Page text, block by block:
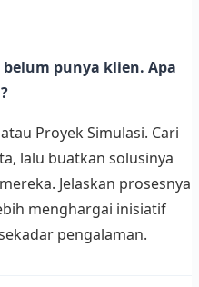
punya klien. Apa
atau Proyek Simulasi. Cari
lalu buatkan solusinya
Jelaskan prosesnya
menghargai inisiatif
pengalaman.